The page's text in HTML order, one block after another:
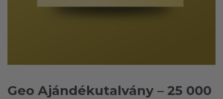
Geo Ajándékutalvány – 25 000